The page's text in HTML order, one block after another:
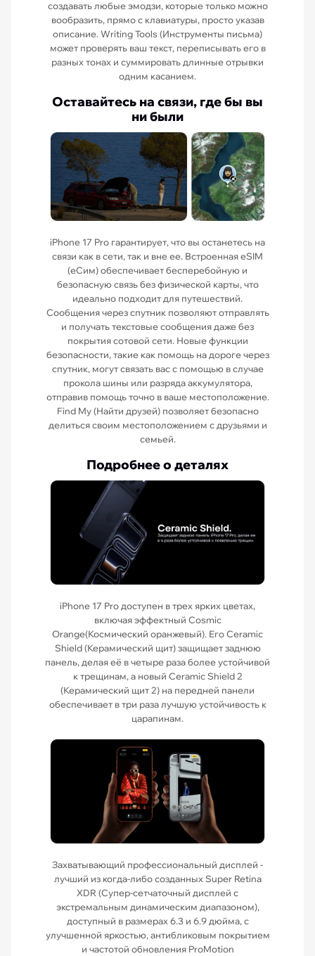
создавать любые эмодзи, которые только можно
вообразить, прямо с клавиатуры, просто указав
описание. Writing Tools (Инструменты письма)
может проверять ваш текст, переписывать его в
разных тонах и суммировать длинные отрывки
одним касанием.
Оставайтесь на связи, где бы вы
ни были
iPhone 17 Pro гарантирует, что вы останетесь на
связи как в сети, так и вне ее. Встроенная eSIM
(еСим) обеспечивает бесперебойную и
безопасную связь без физической карты, что
идеально подходит для путешествий.
Сообщения через спутник позволяют отправлять
и получать текстовые сообщения даже без
покрытия сотовой сети. Новые функции
безопасности, такие как помощь на дороге через
спутник, могут связать вас с помощью в случае
прокола шины или разряда аккумулятора,
отправив помощь точно в ваше местоположение.
Find My (Найти друзей) позволяет безопасно
делиться своим местоположением с друзьями и
семьей.
Подробнее о деталях
iPhone 17 Pro доступен в трех ярких цветах,
включая эффектный Cosmic
Orange(Космический оранжевый). Его Ceramic
Shield (Керамический щит) защищает заднюю
панель, делая её в четыре раза более устойчивой
к трещинам, а новый Ceramic Shield 2
(Керамический щит 2) на передней панели
обеспечивает в три раза лучшую устойчивость к
царапинам.
Захватывающий профессиональный дисплей -
лучший из когда-либо созданных Super Retina
XDR (Супер-сетчаточный дисплей с
экстремальным динамическим диапазоном),
доступный в размерах 6.3 и 6.9 дюйма, с
улучшенной яркостью, антибликовым покрытием
и частотой обновления ProMotion